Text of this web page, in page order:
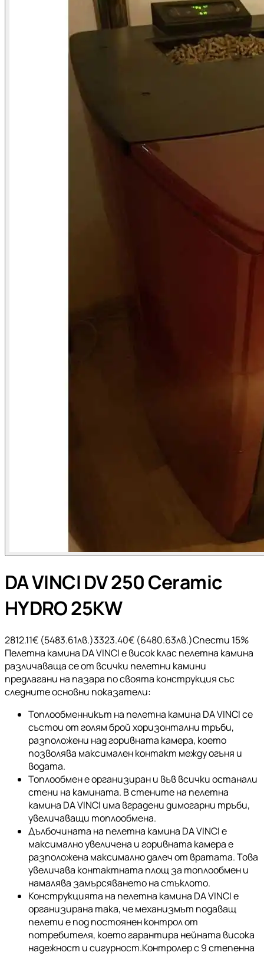
DA VINCI DV 250 Ceramic
HYDRO 25KW
2812.11€ (5483.61лв.)3323.40€ (6480.63лв.)Спести 15%
Пелетна камина DA VINCI е висок клас пелетна камина
различаваща се от всички пелетни камини
предлагани на пазара по своята конструкция със
следните основни показатели:
Топлообменникът на пелетна камина DA VINCI се
състои от голям брой хоризонтални тръби,
разположени над горивната камера, което
позволява максимален контакт между огъня и
водата.
Топлообмен е организиран и във всички останали
стени на камината. В стените на пелетна
камина DA VINCI има вградени димогарни тръби,
увеличаващи топлообмена.
Дълбочината на пелетна камина DA VINCI е
максимално увеличена и горивната камера е
разположена максимално далеч от вратата. Това
увеличава контактната площ за топлообмен и
намалява замърсяването на стъклото.
Конструкцията на пелетна камина DA VINCI е
организирана така, че механизмът подаващ
пелети е под постоянен контрол от
потребителя, което гарантира нейната висока
надежност и сигурност.Контролер с 9 степенна